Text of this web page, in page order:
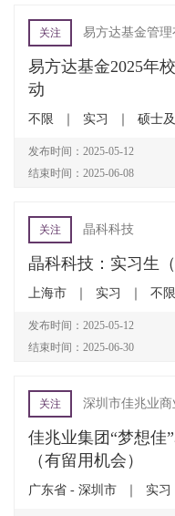
关注 易方达基金管理
易方达基金2025年
动
不限 实习 硕士
发布时间：2025-05-12
结束时间：2025-06-08
关注 晶科科技
晶科科技：实习生
上海市 实习 不限
发布时间：2025-05-12
结束时间：2025-06-30
关注 深圳市佳兆业商
佳兆业集团“梦想佳
（有留用机会）
广东省 - 深圳市 实习